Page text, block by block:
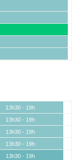
13h30 - 19h
13h30 - 19h
13h30 - 19h
13h30 - 19h
13h30 - 19h